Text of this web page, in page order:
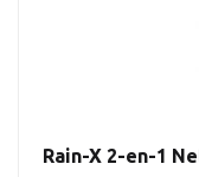
Rain-X 2-en-1